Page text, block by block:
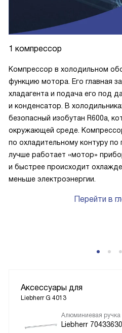
1 компрессор
Компрессор в холодильном
функцию мотора. Его главная
хладагента и подача его под
и конденсатор. В
безопасный изобутан R600a,
окружающей среде.
по охладительному контуру по
лучше работает «мотор»
и быстрее происходит
меньше электроэнергии.
Перейти в
Аксессуары для
Liebherr G 4013
Алюминиевая ручка
Liebherr